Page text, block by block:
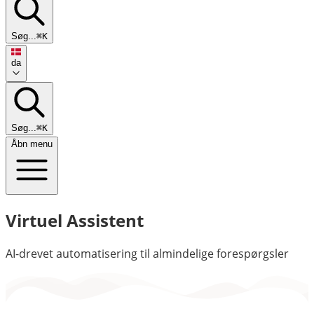
Søg...⌘K
da
Søg...⌘K
Åbn menu
Virtuel Assistent
AI-drevet automatisering til almindelige forespørgsler